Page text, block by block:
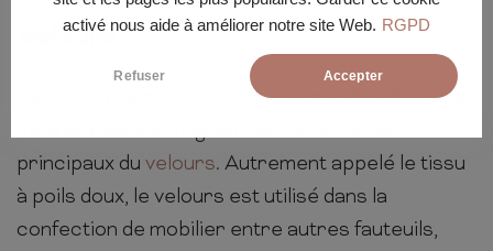
activé nous aide à améliorer notre site Web. RGPD
Refuser Accepter
Velours
Sensation de confort et douceur au toucher, ces
principaux du velours. Autrement appelé le tissu
à poils doux, le velours est utilisé dans la
confection de mobilier entre autres fauteuils,